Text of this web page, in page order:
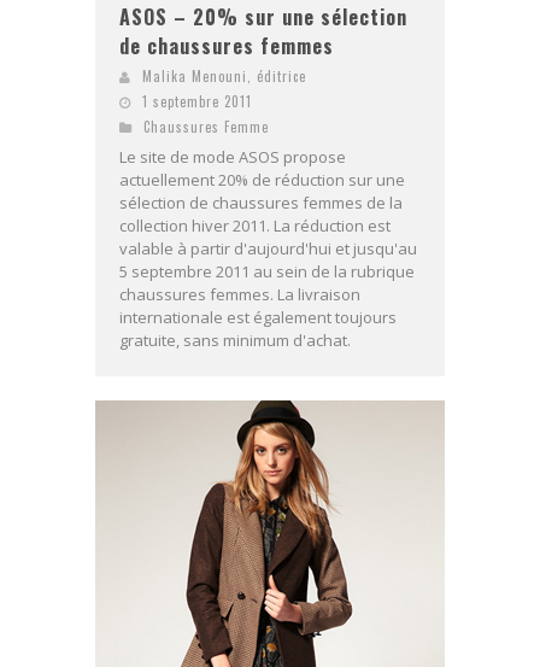
ASOS – 20% sur une sélection
de chaussures femmes
Malika Menouni, éditrice
1 septembre 2011
Chaussures Femme
Le site de mode ASOS propose
actuellement 20% de réduction sur une
sélection de chaussures femmes de la
collection hiver 2011. La réduction est
valable à partir d'aujourd'hui et jusqu'au
5 septembre 2011 au sein de la rubrique
chaussures femmes. La livraison
internationale est également toujours
gratuite, sans minimum d'achat.